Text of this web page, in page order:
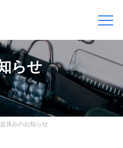
らせ
休みのお知らせ